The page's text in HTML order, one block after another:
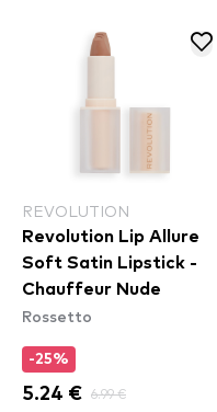
REVOLUTION
Revolution Lip Allure
Soft Satin Lipstick -
Chauffeur Nude
Rossetto
-25%
5.24 € 6.99 €